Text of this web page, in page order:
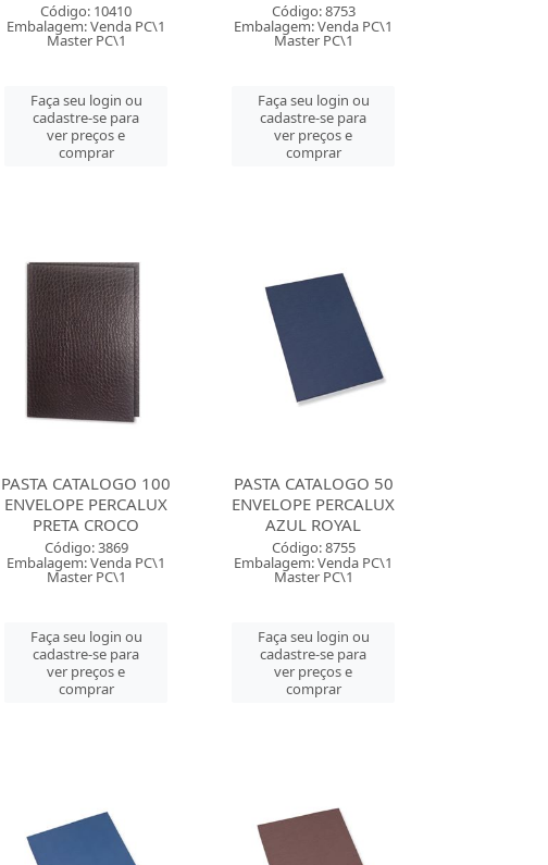
Código: 10410
Embalagem: Venda PC\1
Master PC\1
Faça seu login ou
cadastre-se para
ver preços e
comprar
Código: 8753
Embalagem: Venda PC\1
Master PC\1
Faça seu login ou
cadastre-se para
ver preços e
comprar
PASTA CATALOGO 100
ENVELOPE PERCALUX
PRETA CROCO
Código: 3869
Embalagem: Venda PC\1
Master PC\1
Faça seu login ou
cadastre-se para
ver preços e
comprar
PASTA CATALOGO 50
ENVELOPE PERCALUX
AZUL ROYAL
Código: 8755
Embalagem: Venda PC\1
Master PC\1
Faça seu login ou
cadastre-se para
ver preços e
comprar